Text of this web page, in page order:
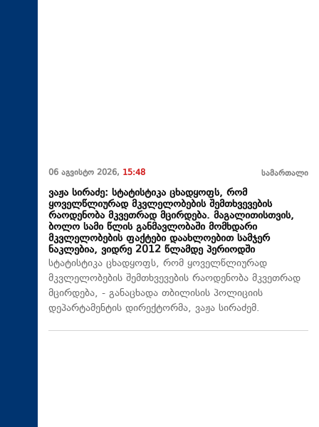
06 აგვისტო 2026, 15:48 სამართალი
ვაჟა სირაძე: სტატისტიკა ცხადყოფს, რომ
ყოველწლიურად მკვლელობების შემთხვევების
რაოდენობა მკვეთრად მცირდება. მაგალითისთვის,
ბოლო სამი წლის განმავლობაში მომხდარი
მკვლელობების ფაქტები დაახლოებით სამჯერ
ნაკლებია, ვიდრე 2012 წლამდე პერიოდში
სტატისტიკა ცხადყოფს, რომ ყოველწლიურად
მკვლელობების შემთხვევების რაოდენობა მკვეთრად
მცირდება, - განაცხადა თბილისის პოლიციის
დეპარტამენტის დირექტორმა, ვაჟა სირაძემ.